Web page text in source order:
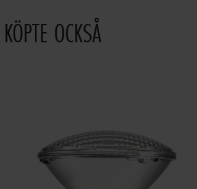
OCKSÅ